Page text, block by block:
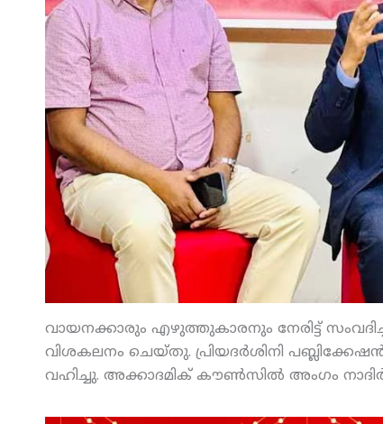
വായനക്കാരും എഴുത്തുകാരനും നേരിട്ട്
വിശകലനം ചെയ്തു. പ്രിയദര്‍ശിനി
വഹിച്ചു. അക്കാദമിക് കൗണ്‍സില്‍ അംഗം